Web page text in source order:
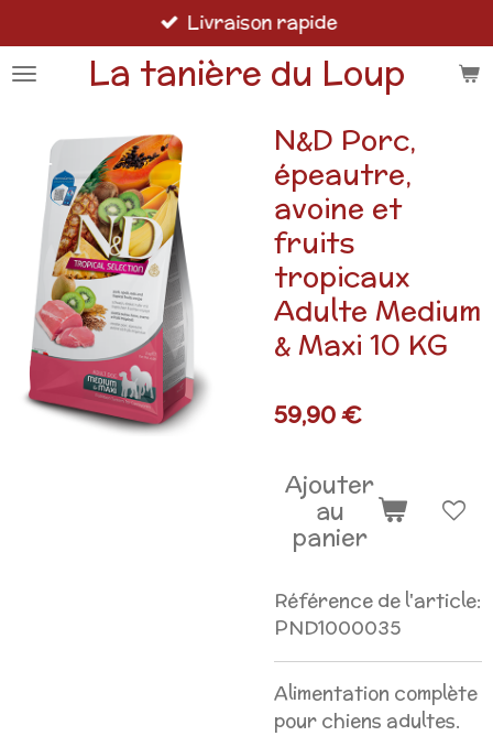
au
contenu
La tanière du Loup
Livraison rapide
N&D Porc,
épeautre,
avoine et
fruits
tropicaux
Adulte Medium
& Maxi 10 KG
59,90 €
Ajouter
au
panier
Référence de l'article:
PND1000035
Alimentation complète
pour chiens adultes.